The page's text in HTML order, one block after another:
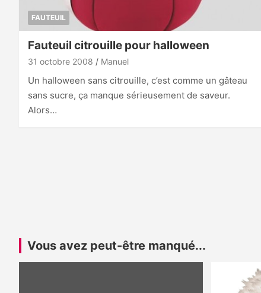
FAUTEUIL
Fauteuil citrouille pour halloween
31 octobre 2008 Manuel
Un halloween sans citrouille, c’est comme un gâteau
sans sucre, ça manque sérieusement de saveur.
Alors…
Vous avez peut-être manqué...